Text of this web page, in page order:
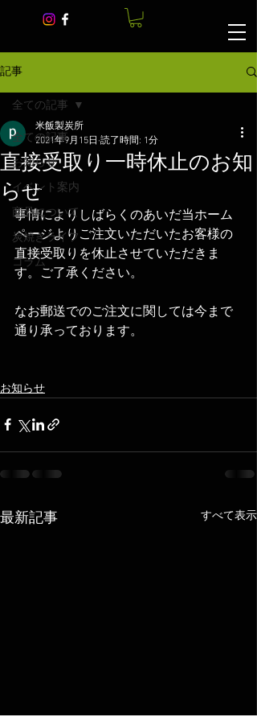
記事
全ての記事
お知らせ
イベント案内
商品について
炭焼きライフ
コラム
全ての記事
直接受取り一時休止のお知
らせ
米飯製炭所
2021年9月15日 読了時間: 1分
事情によりしばらくのあいだ当ホーム
ページよりご注文いただいたお客様の
直接受取りを休止させていただきま
す。ご了承ください。
なお郵送でのご注文に関しては今まで
通り承っております。
お知らせ
最新記事 すべて表示